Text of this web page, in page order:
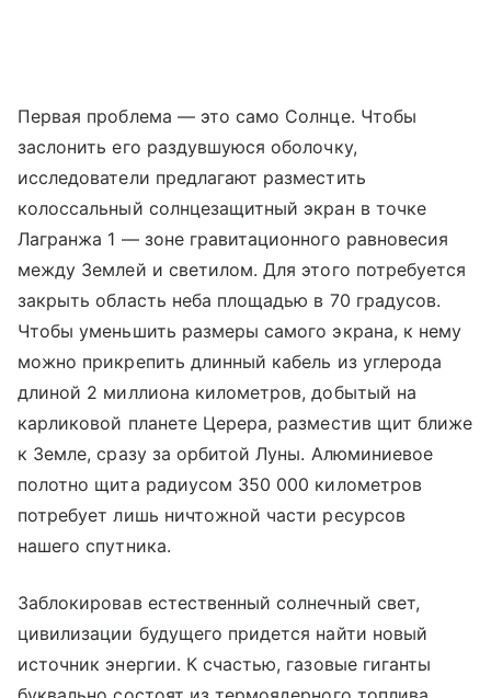
Первая проблема — это само Солнце. Чтобы
заслонить его раздувшуюся оболочку,
исследователи предлагают разместить
колоссальный солнцезащитный экран в точке
Лагранжа 1 — зоне гравитационного равновесия
между Землей и светилом. Для этого потребуется
закрыть область неба площадью в 70 градусов.
Чтобы уменьшить размеры самого экрана, к нему
можно прикрепить длинный кабель из углерода
длиной 2 миллиона километров, добытый на
карликовой планете Церера, разместив щит ближе
к Земле, сразу за орбитой Луны. Алюминиевое
полотно щита радиусом 350 000 километров
потребует лишь ничтожной части ресурсов
нашего спутника.
Заблокировав естественный солнечный свет,
цивилизации будущего придется найти новый
источник энергии. К счастью, газовые гиганты